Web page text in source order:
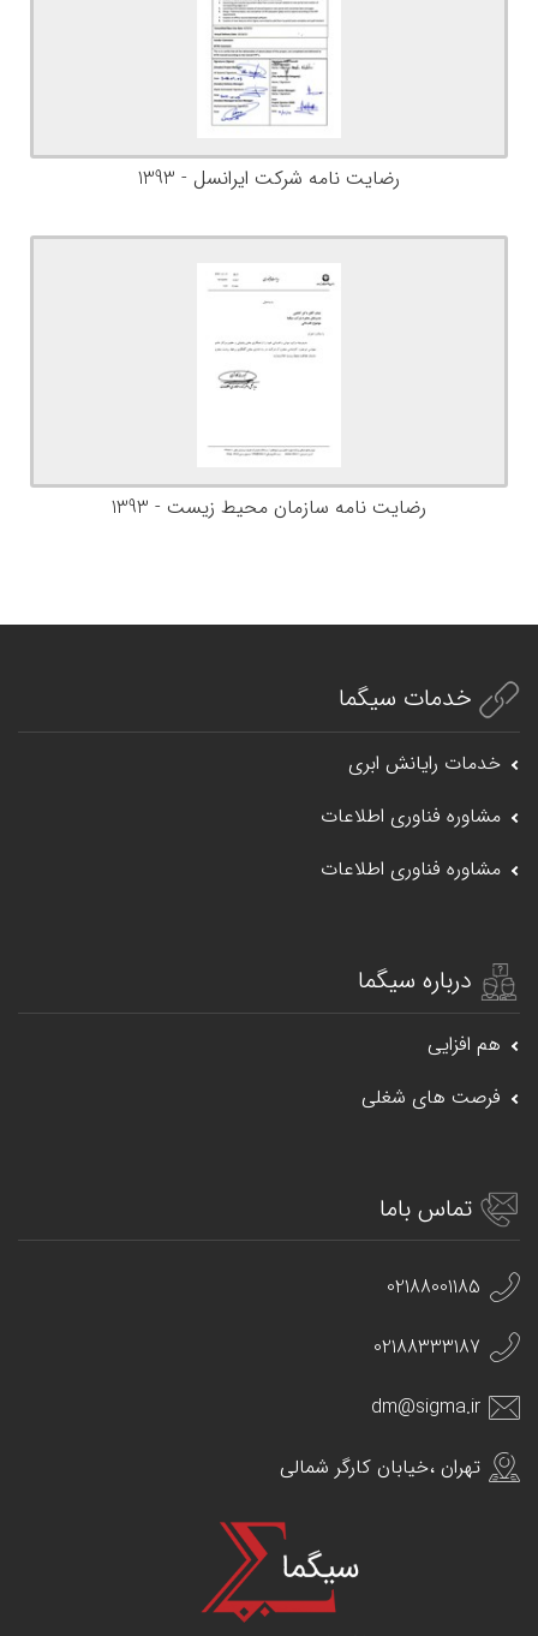
رضایت نامه شرکت ایرانسل - 1393
رضایت نامه سازمان محیط زیست - 1393
خدمات سیگما
خدمات رایانش ابری
مشاوره فناوری اطلاعات
مشاوره فناوری اطلاعات
درباره سیگما
هم افزایی
فرصت های شغلی
تماس باما
02188001185
02188333187
dm@sigma.ir
تهران ،خیابان کارگر شمالی